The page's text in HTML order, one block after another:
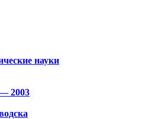
науки
2003